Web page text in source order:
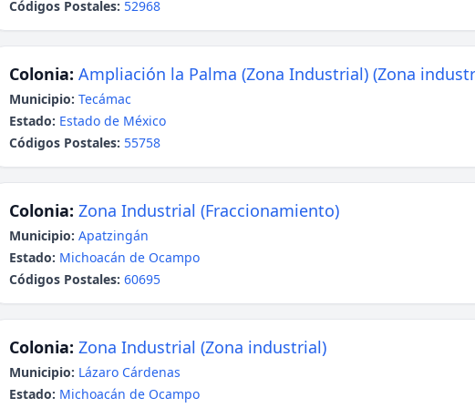
Códigos Postales: 52968
Colonia: Ampliación la Palma (Zona Industrial) (Zona
Municipio: Tecámac
Estado: Estado de México
Códigos Postales: 55758
Colonia: Zona Industrial (Fraccionamiento)
Municipio: Apatzingán
Estado: Michoacán de Ocampo
Códigos Postales: 60695
Colonia: Zona Industrial (Zona industrial)
Municipio: Lázaro Cárdenas
Estado: Michoacán de Ocampo